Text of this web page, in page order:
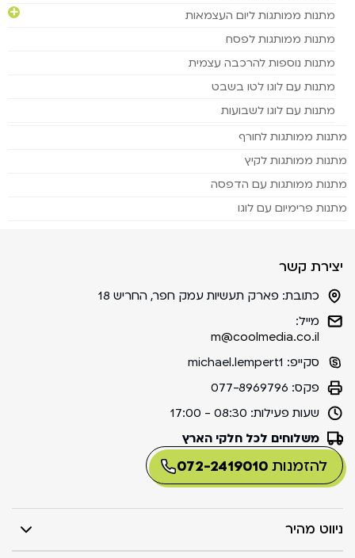
מתנות ממותגות ליום העצמאות
מתנות ממותגות לפסח
מתנות נוספות להרכבה עצמית
מתנות עם לוגו לטו בשבט
מתנות עם לוגו לשבועות
מתנות ממותגות לחורף
מתנות ממותגות לקיץ
מתנות ממותגות עם הדפסה
מתנות פרימיום עם לוגו
יצירת קשר
כתובת: פארק תעשיות עמק חפר, החריש 18
מייל:
m@coolmedia.co.il
סקייפ: michael.lempert1
פקס: 077-8969796
שעות פעילות: 08:30 - 17:00
משלוחים לכל חלקי הארץ
להזמנות072-2419010
ניווט מהיר